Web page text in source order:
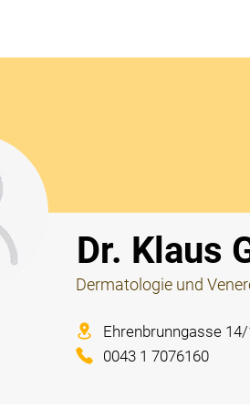
Dr. Klaus
Dermatologie und
Ehrenbrunngasse
0043 1 7076160